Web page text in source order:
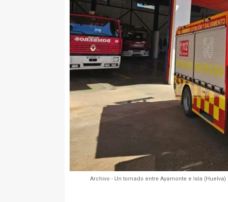
Archivo - Un tornado entre Ayamonte e Isla